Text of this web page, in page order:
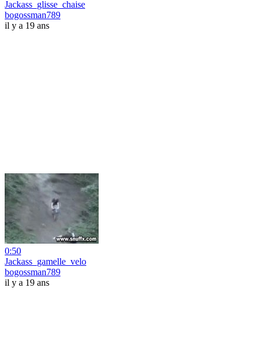
Jackass_glisse_chaise
bogossman789
il y a 19 ans
0:50
Jackass_gamelle_velo
bogossman789
il y a 19 ans